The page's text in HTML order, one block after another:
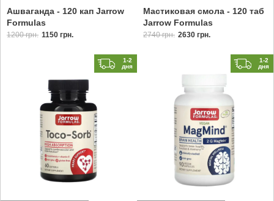
Ашваганда - 120 кап Jarrow
Formulas
1200 грн. 1150 грн.
Мастиковая смола - 120 таб
Jarrow Formulas
2740 грн. 2630 грн.
1-2
дня
1-2
дня